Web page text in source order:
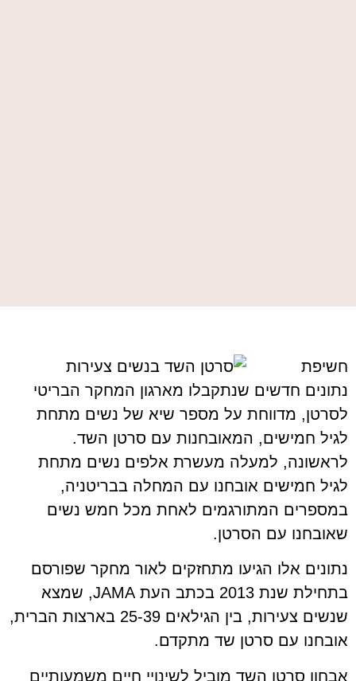
חשיפת
נתונים חדשים שנתקבלו מארגון המחקר הבריטי
לסרטן, מדווחת על מספר שיא של נשים מתחת
לגיל חמישים, המאובחנות עם סרטן השד.
לראשונה, למעלה מעשרת אלפים נשים מתחת
לגיל חמישים אובחנו עם המחלה בבריטניה,
במספרים המתורגמים לאחת מכל חמש נשים
שאובחנו עם הסרטן.
נתונים אלו הגיעו מתחזקים לאור מחקר שפורסם
בתחילת שנת 2013 בכתב העת JAMA, שמצא
שנשים צעירות, בין הגילאים 25-39 בארצות הברית,
אובחנו עם סרטן שד מתקדם.
אבחון סרטן השד מוביל לשינויי חיים משמעותיים